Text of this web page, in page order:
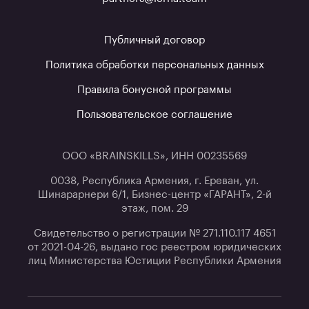
Публичный договор
Политика обработки персональных данных
Правила бонусной программы
Пользовательское соглашение
ООО «BRAINSKILLS», ИНН 00235569
0038, Республика Армения, г. Ереван, ул.
Шинарарнери 6/1, Бизнес-центр «ГАРАНТ», 2-й
этаж, пом. 29
Свидетельство о регистрации № 271.110.117 4651
от 2021-04-26, выдано гос реестром юридических
лиц Министерства Юстиции Республики Армения